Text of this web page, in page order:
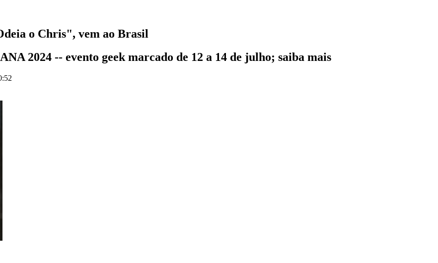
o Chris", vem ao Brasil
2024 -- evento geek marcado de 12 a 14 de julho; saiba mais